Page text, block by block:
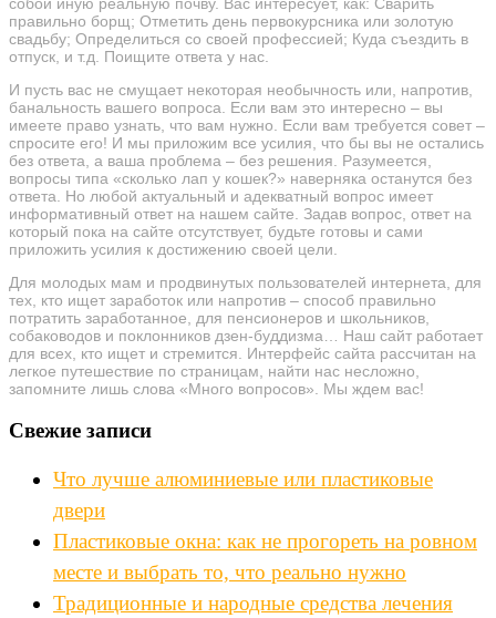
собой иную реальную почву. Вас интересует, как: Сварить
правильно борщ; Отметить день первокурсника или золотую
свадьбу; Определиться со своей профессией; Куда съездить в
отпуск, и т.д. Поищите ответа у нас.
И пусть вас не смущает некоторая необычность или, напротив,
банальность вашего вопроса. Если вам это интересно – вы
имеете право узнать, что вам нужно. Если вам требуется совет –
спросите его! И мы приложим все усилия, что бы вы не остались
без ответа, а ваша проблема – без решения. Разумеется,
вопросы типа «сколько лап у кошек?» наверняка останутся без
ответа. Но любой актуальный и адекватный вопрос имеет
информативный ответ на нашем сайте. Задав вопрос, ответ на
который пока на сайте отсутствует, будьте готовы и сами
приложить усилия к достижению своей цели.
Для молодых мам и продвинутых пользователей интернета, для
тех, кто ищет заработок или напротив – способ правильно
потратить заработанное, для пенсионеров и школьников,
собаководов и поклонников дзен-буддизма… Наш сайт работает
для всех, кто ищет и стремится. Интерфейс сайта рассчитан на
легкое путешествие по страницам, найти нас несложно,
запомните лишь слова «Много вопросов». Мы ждем вас!
Свежие записи
Что лучше алюминиевые или пластиковые
двери
Пластиковые окна: как не прогореть на ровном
месте и выбрать то, что реально нужно
Традиционные и народные средства лечения